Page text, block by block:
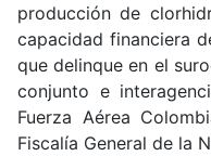
producción de
capacidad financiera
que delinque en el
conjunto e
Fuerza Aérea
Fiscalía General de la